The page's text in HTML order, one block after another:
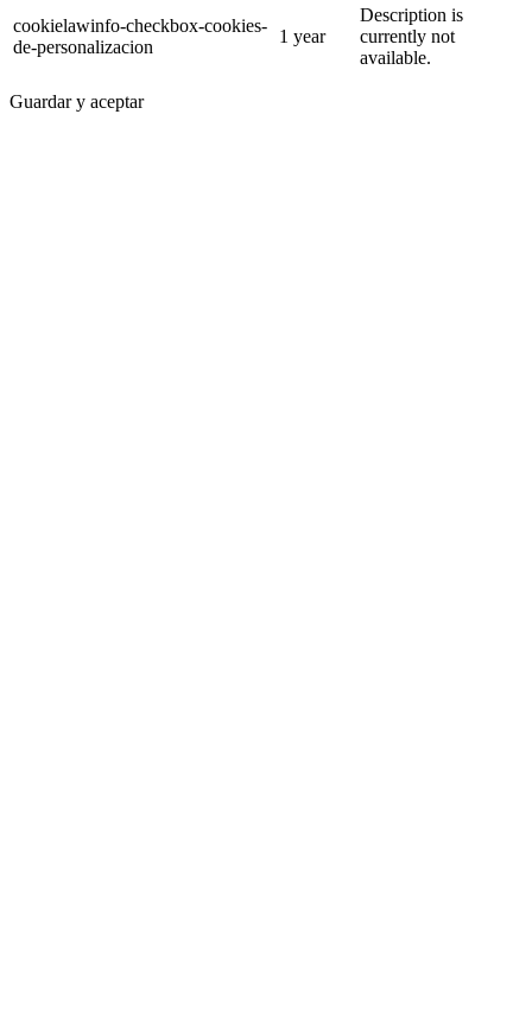
cookielawinfo-checkbox-cookies-
de-personalizacion
1 year
Description is
currently not
available.
Guardar y aceptar